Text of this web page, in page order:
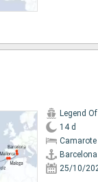
Legend
14 d
Barcelona
25/10/